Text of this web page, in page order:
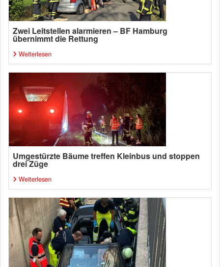
Zwei Leitstellen alarmieren – BF Hamburg
übernimmt die Rettung
Weiterlesen
Umgestürzte Bäume treffen Kleinbus und stoppen
drei Züge
Weiterlesen